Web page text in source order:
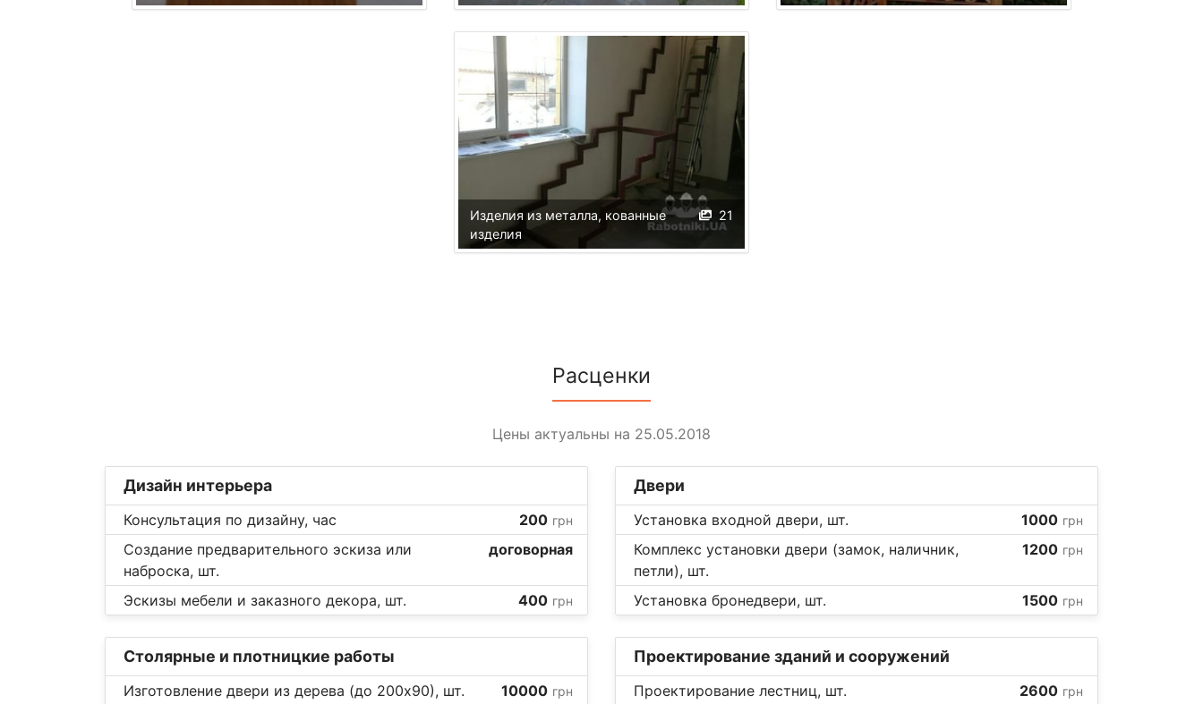
21
Изделия из металла, кованные
изделия
Расценки
Цены актуальны на 25.05.2018
Дизайн интерьера
Консультация по дизайну, час 200 грн
Создание предварительного эскиза или
наброска, шт.
договорная
Эскизы мебели и заказного декора, шт. 400 грн
Столярные и плотницкие работы
Изготовление двери из дерева (до 200х90), шт. 10000 грн
Двери
Установка входной двери, шт. 1000 грн
Комплекс установки двери (замок, наличник,
петли), шт.
1200 грн
Установка бронедвери, шт. 1500 грн
Проектирование зданий и сооружений
Проектирование лестниц, шт. 2600 грн